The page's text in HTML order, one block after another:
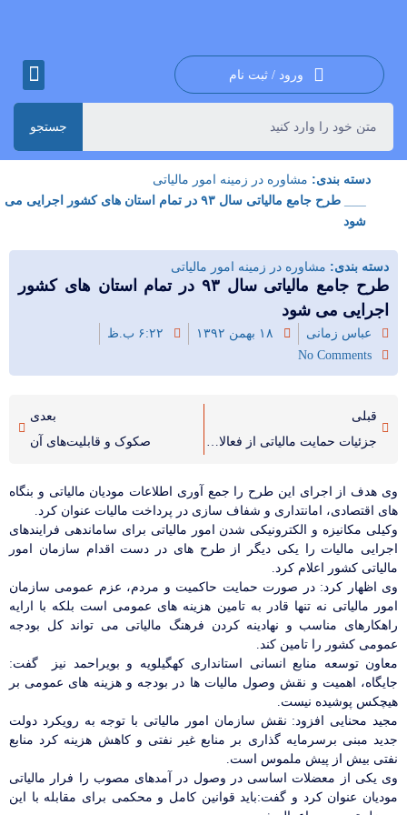
ورود / ثبت نام
جستجو
دسته بندی: مشاوره در زمینه امور مالیاتی
___ طرح جامع مالیاتی سال ۹۳ در تمام استان های کشور اجرایی می
شود
دسته بندی: مشاوره در زمینه امور مالیاتی
طرح جامع مالیاتی سال ۹۳ در تمام استان های کشور
اجرایی می شود
عباس زمانی ۱۸ بهمن ۱۳۹۲
۶:۲۲ ب.ظ
No Comments
قبلی
جزئیات حمایت مالیاتی از فعالان اقتصادی
بعدی
صکوک و قابلیت‌های آن
وی هدف از اجرای این طرح را جمع آوری اطلاعات مودیان مالیاتی و بنگاه
های اقتصادی، امانتداری و شفاف سازی در پرداخت مالیات عنوان کرد.
وکیلی مکانیزه و الکترونیکی شدن امور مالیاتی برای ساماندهی فرایندهای
اجرایی مالیات را یکی دیگر از طرح های در دست اقدام سازمان امور
مالیاتی کشور اعلام کرد.
وی اظهار کرد: در صورت حمایت حاکمیت و مردم، عزم عمومی سازمان
امور مالیاتی نه تنها قادر به تامین هزینه های عمومی است بلکه با ارایه
راهکارهای مناسب و نهادینه کردن فرهنگ مالیاتی می تواند کل بودجه
عمومی کشور را تامین کند.
معاون توسعه منابع انسانی استانداری کهگیلویه و بویراحمد نیز گفت:
جایگاه، اهمیت و نقش وصول مالیات ها در بودجه و هزینه های عمومی بر
هیچکس پوشیده نیست.
مجید محنایی افزود: نقش سازمان امور مالیاتی با توجه به رویکرد دولت
جدید مبنی برسرمایه گذاری بر منابع غیر نفتی و کاهش هزینه کرد منابع
نفتی بیش از پیش ملموس است.
وی یکی از معضلات اساسی در وصول در آمدهای مصوب را فرار مالیاتی
مودیان عنوان کرد و گفت:باید قوانین کامل و محکمی برای مقابله با این